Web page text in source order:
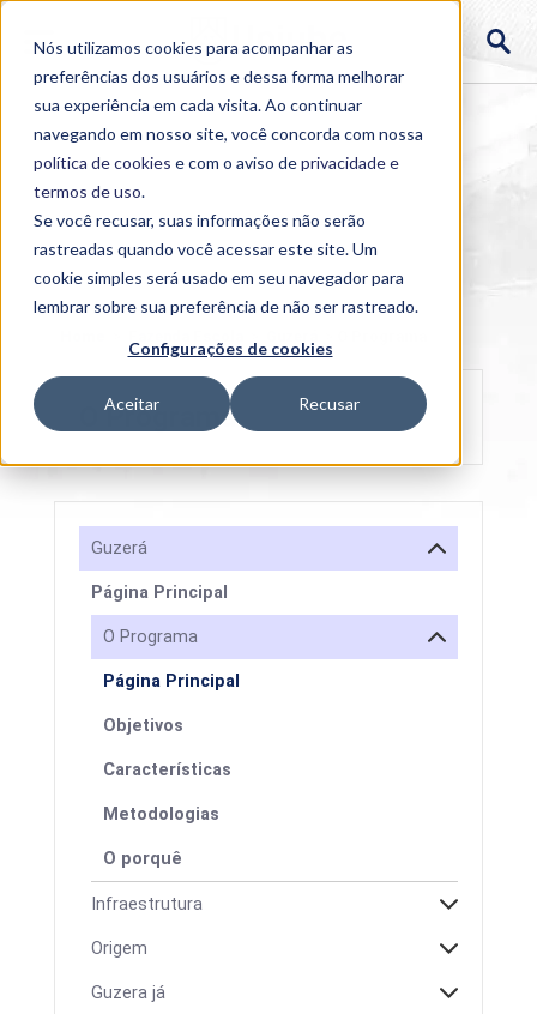
Nós utilizamos cookies para acompanhar as
preferências dos usuários e dessa forma melhorar
sua experiência em cada visita. Ao continuar
navegando em nosso site, você concorda com nossa
política de cookies e com o aviso deprivacidade e
termos de uso.
Se você recusar, suas informações não serão
rastreadas quando você acessar este site. Um
cookie simples será usado em seu navegador para
lembrar sobre sua preferência de não ser rastreado.
Configurações de cookies
Aceitar Recusar
Guzerá
Página Principal
O Programa
Página Principal
Objetivos
Características
Metodologias
O porquê
Infraestrutura
Origem
Guzera já
O Programa